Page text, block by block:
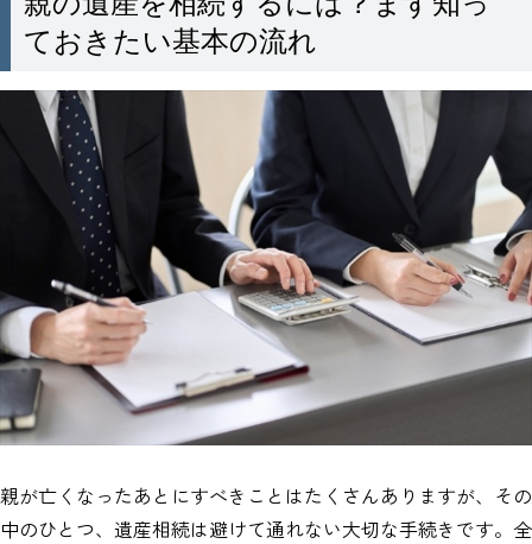
ておきたい基本の流れ
親が亡くなったあとにすべきことはたくさんありますが、その
中のひとつ、遺産相続は避けて通れない大切な手続きです。全